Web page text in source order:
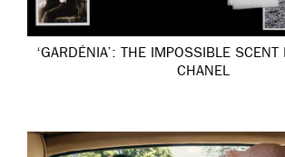
‘GARDÉNIA’: THE IMPOSSIBLE SCENT
CHANEL